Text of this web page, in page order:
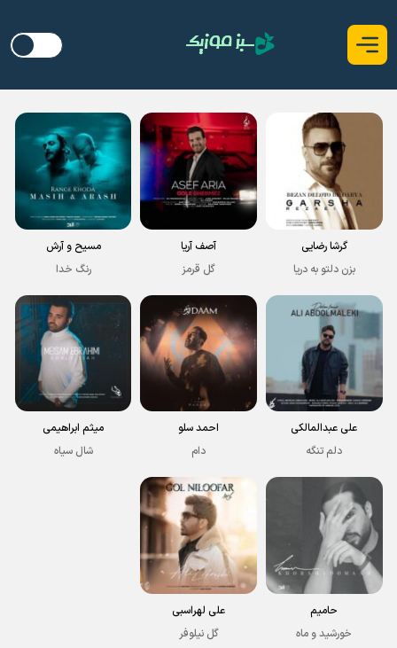
گرشا رضایی
بزن دلتو به دریا
آصف آریا
گل قرمز
مسیح و آرش
رنگ خدا
علی عبدالمالکی
دلم تنگه
احمد سلو
دام
میثم ابراهیمی
شال سیاه
حامیم
خورشید و ماه
علی لهراسبی
گل نیلوفر